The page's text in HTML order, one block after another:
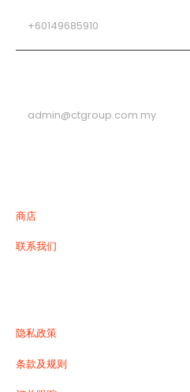
+60149685910
admin@ctgroup.com.my
商店
联系我们
隐私政策
条款及规则